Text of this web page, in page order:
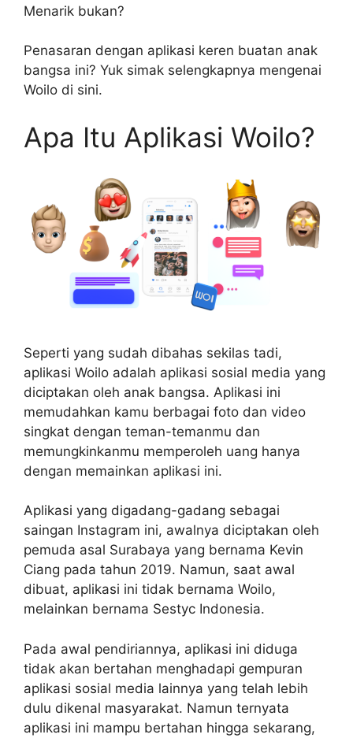
Menarik bukan?
Penasaran dengan aplikasi keren buatan anak
bangsa ini? Yuk simak selengkapnya mengenai
Woilo di sini.
Apa Itu Aplikasi Woilo?
Seperti yang sudah dibahas sekilas tadi,
aplikasi Woilo adalah aplikasi sosial media yang
diciptakan oleh anak bangsa. Aplikasi ini
memudahkan kamu berbagai foto dan video
singkat dengan teman-temanmu dan
memungkinkanmu memperoleh uang hanya
dengan memainkan aplikasi ini.
Aplikasi yang digadang-gadang sebagai
saingan Instagram ini, awalnya diciptakan oleh
pemuda asal Surabaya yang bernama Kevin
Ciang pada tahun 2019. Namun, saat awal
dibuat, aplikasi ini tidak bernama Woilo,
melainkan bernama Sestyc Indonesia.
Pada awal pendiriannya, aplikasi ini diduga
tidak akan bertahan menghadapi gempuran
aplikasi sosial media lainnya yang telah lebih
dulu dikenal masyarakat. Namun ternyata
aplikasi ini mampu bertahan hingga sekarang,